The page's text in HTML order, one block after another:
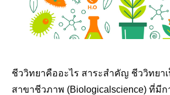
ชีววิทยาคืออะไร สาระสำคัญ ชีววิทยา
สาขาชีวภาพ (Biologicalscience) ที่มี